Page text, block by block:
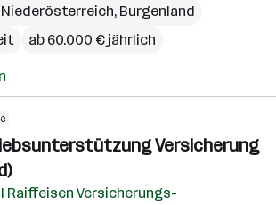
Niederösterreich, Burgenland
ab 60.000 € jährlich
Versicherung
Raiffeisen Versicherungs-